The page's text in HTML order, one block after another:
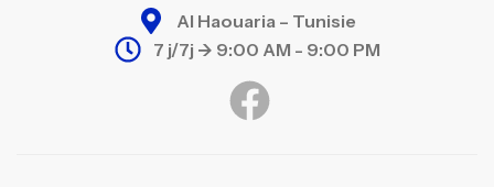
Al Haouaria – Tunisie
7 j/7j -> 9:00 AM - 9:00 PM